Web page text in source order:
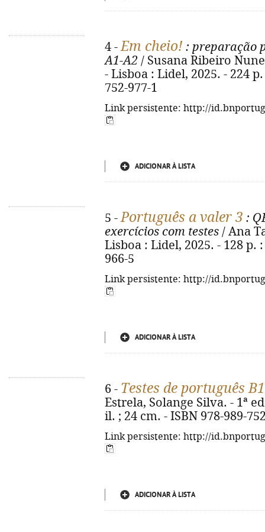
4 -Em cheio! : preparação
A1-A2 / Susana Ribeiro
- Lisboa : Lidel, 2025. - 224
752-977-1
Link persistente: http://
ADICIONAR À LISTA
5 -Português a valer 3 :
exercícios com testes / Ana
Lisboa : Lidel, 2025. - 128 p.
966-5
Link persistente: http://
ADICIONAR À LISTA
6 - Testes de português
Estrela, Solange Silva. - 1ª
il. ; 24 cm. - ISBN 978-989-
Link persistente: http://
ADICIONAR À LISTA